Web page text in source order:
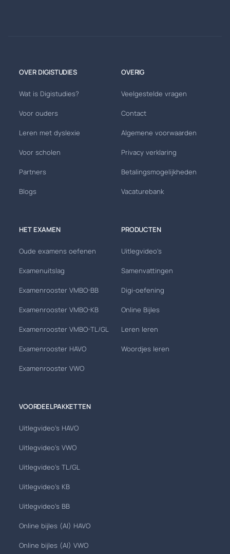
OVER DIGISTUDIES
Wat is Digistudies?
Voor ouders
Leren met dyslexie
Voor scholen
Partners
Blogs
OVERIG
Veelgestelde vragen
Contact
Algemene voorwaarden
Privacy verklaring
Betalingsmogelijkheden
Vacaturebank
HET EXAMEN
Oude examens oefenen
Examenuitslag
Examenrooster VMBO-BB
Examenrooster VMBO-KB
Examenrooster VMBO-TL/GL
Examenrooster HAVO
Examenrooster VWO
PRODUCTEN
Uitlegvideo's
Samenvattingen
Digi-oefening
Online Bijles
Leren leren
Woordjes leren
VOORDEELPAKKETTEN
Uitlegvideo's HAVO
Uitlegvideo's VWO
Uitlegvideo's TL/GL
Uitlegvideo's KB
Uitlegvideo's BB
Online bijles (AI) HAVO
Online bijles (AI) VWO